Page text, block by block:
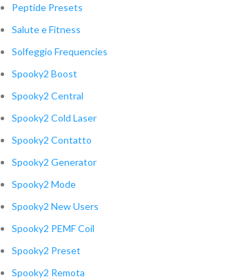
Peptide Presets
Salute e Fitness
Solfeggio Frequencies
Spooky2 Boost
Spooky2 Central
Spooky2 Cold Laser
Spooky2 Contatto
Spooky2 Generator
Spooky2 Mode
Spooky2 New Users
Spooky2 PEMF Coil
Spooky2 Preset
Spooky2 Remota